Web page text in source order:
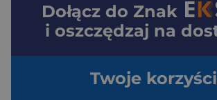
Dołącz do Znak
i oszczędzaj na
Twoje